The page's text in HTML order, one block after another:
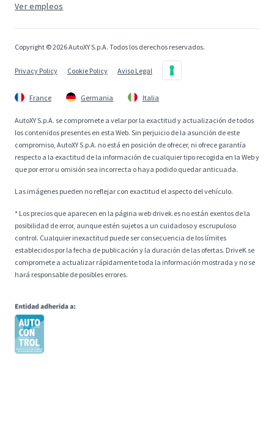
Ver empleos
Copyright © 2026 AutoXY S.p.A. Todos los derechos reservados.
Privacy Policy Cookie Policy Aviso Legal
France Germania Italia
AutoXY S.p.A. se compromete a velar por la exactitud y actualización de todos
los contenidos presentes en esta Web. Sin perjuicio de la asunción de este
compromiso, AutoXY S.p.A. no está en posición de ofrecer, ni ofrece garantía
respecto a la exactitud de la información de cualquier tipo recogida en la Web y
que por error u omisión sea incorrecta o haya podido quedar anticuada.
Las imágenes pueden no reflejar con exactitud el aspecto del vehículo.
* Los precios que aparecen en la página web drivek.es no están exentos de la
posibilidad de error, aunque estén sujetos a un cuidadoso y escrupuloso
control. Cualquier inexactitud puede ser consecuencia de los límites
establecidos por la fecha de publicación y la duración de las ofertas. DriveK se
compromete a actualizar rápidamente toda la información mostrada y no se
hará responsable de posibles errores.